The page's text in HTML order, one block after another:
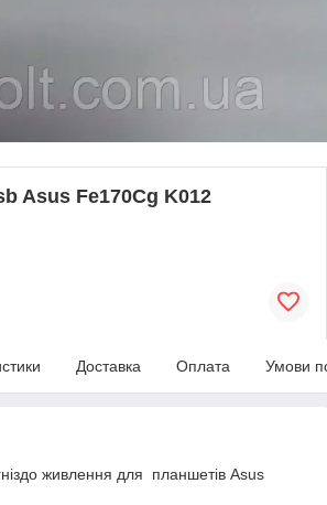
Asus Fe170Cg K012
Доставка Оплата Умови
живлення для планшетів Asus